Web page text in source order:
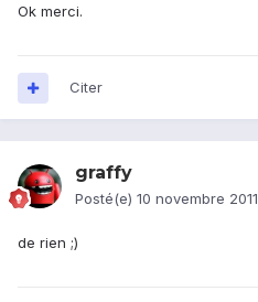
Ok merci.
Citer
graffy
Posté(e) 10 novembre 2011
de rien ;)